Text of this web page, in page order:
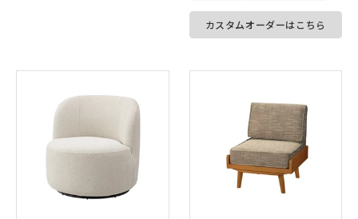
カスタムオーダーはこちら